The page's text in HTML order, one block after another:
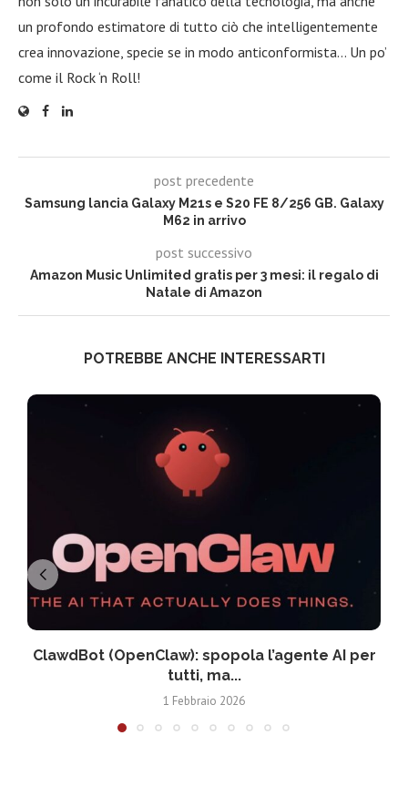
un profondo estimatore di tutto ciò che intelligentemente
crea innovazione, specie se in modo anticonformista… Un po’
come il Rock ‘n Roll!
post precedente
Samsung lancia Galaxy M21s e S20 FE 8/256 GB. Galaxy
M62 in arrivo
post successivo
Amazon Music Unlimited gratis per 3 mesi: il regalo di
Natale di Amazon
POTREBBE ANCHE INTERESSARTI
ClawdBot (OpenClaw): spopola l’agente AI per
tutti, ma...
1 Febbraio 2026